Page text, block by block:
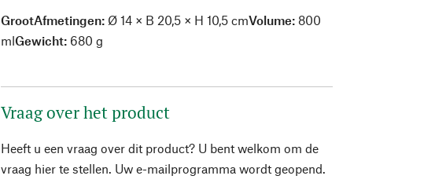
GrootAfmetingen: Ø 14 × B 20,5 × H 10,5 cmVolume: 800
mlGewicht: 680 g
Vraag over het product
Heeft u een vraag over dit product? U bent welkom om de
vraag hier te stellen. Uw e-mailprogramma wordt geopend.